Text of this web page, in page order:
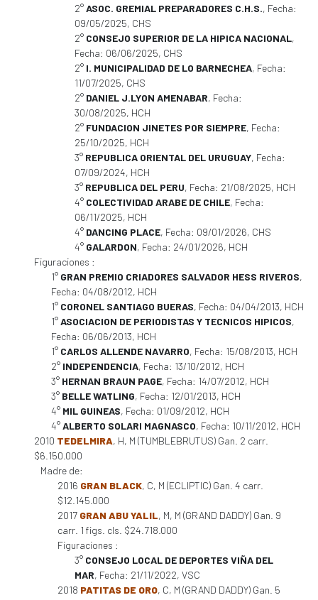
2°ASOC. GREMIAL PREPARADORES C.H.S., Fecha:
09/05/2025, CHS
2° CONSEJO SUPERIOR DE LA HIPICA NACIONAL,
Fecha: 06/06/2025, CHS
2° I. MUNICIPALIDAD DE LO BARNECHEA, Fecha:
11/07/2025, CHS
2° DANIEL J.LYON AMENABAR, Fecha:
30/08/2025, HCH
2° FUNDACION JINETES POR SIEMPRE, Fecha:
25/10/2025, HCH
3° REPUBLICA ORIENTAL DEL URUGUAY, Fecha:
07/09/2024, HCH
3° REPUBLICA DEL PERU, Fecha: 21/08/2025, HCH
4° COLECTIVIDAD ARABE DE CHILE, Fecha:
06/11/2025, HCH
4° DANCING PLACE, Fecha: 09/01/2026, CHS
4° GALARDON, Fecha: 24/01/2026, HCH
Figuraciones :
1° GRAN PREMIO CRIADORES SALVADOR HESS RIVEROS,
Fecha: 04/08/2012, HCH
1° CORONEL SANTIAGO BUERAS, Fecha: 04/04/2013, HCH
1°ASOCIACION DE PERIODISTAS Y TECNICOS HIPICOS,
Fecha: 06/06/2013, HCH
1° CARLOS ALLENDE NAVARRO, Fecha: 15/08/2013, HCH
2° INDEPENDENCIA, Fecha: 13/10/2012, HCH
3° HERNAN BRAUN PAGE, Fecha: 14/07/2012, HCH
3° BELLE WATLING, Fecha: 12/01/2013, HCH
4° MIL GUINEAS, Fecha: 01/09/2012, HCH
4°ALBERTO SOLARI MAGNASCO, Fecha: 10/11/2012, HCH
2010 TEDELMIRA, H, M (TUMBLEBRUTUS) Gan. 2 carr.
$6.150.000
Madre de:
2016 GRAN BLACK, C, M (ECLIPTIC) Gan. 4 carr.
$12.145.000
2017 GRAN ABU YALIL, M, M (GRAND DADDY) Gan. 9
carr. 1 figs. cls. $24.718.000
Figuraciones :
3° CONSEJO LOCAL DE DEPORTES VIÑA DEL
MAR, Fecha: 21/11/2022, VSC
2018 PATITAS DE ORO, C, M (GRAND DADDY) Gan. 5